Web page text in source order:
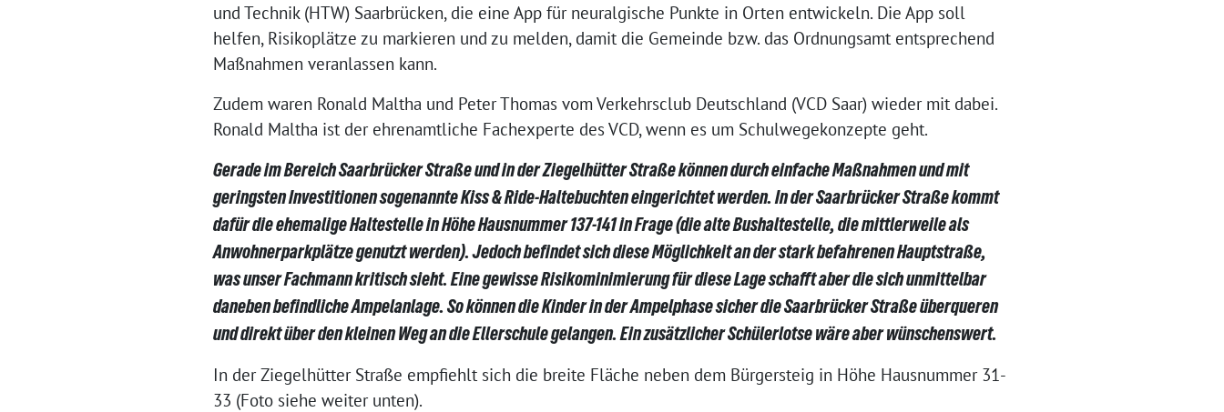
und Technik (HTW) Saarbrücken, die eine App für neuralgische Punkte in Orten entwickeln. Die App soll
helfen, Risikoplätze zu markieren und zu melden, damit die Gemeinde bzw. das Ordnungsamt entsprechend
Maßnahmen veranlassen kann.
Zudem waren Ronald Maltha und Peter Thomas vom Verkehrsclub Deutschland (VCD Saar) wieder mit dabei.
Ronald Maltha ist der ehrenamtliche Fachexperte des VCD, wenn es um Schulwegekonzepte geht.
Gerade im Bereich Saarbrücker Straße und in der Ziegelhütter Straße können durch einfache Maßnahmen und mit
geringsten Investitionen sogenannte Kiss & Ride-Haltebuchten eingerichtet werden. In der Saarbrücker Straße kommt
dafür die ehemalige Haltestelle in Höhe Hausnummer 137-141 in Frage (die alte Bushaltestelle, die mittlerweile als
Anwohnerparkplätze genutzt werden). Jedoch befindet sich diese Möglichkeit an der stark befahrenen Hauptstraße,
was unser Fachmann kritisch sieht. Eine gewisse Risikominimierung für diese Lage schafft aber die sich unmittelbar
daneben befindliche Ampelanlage. So können die Kinder in der Ampelphase sicher die Saarbrücker Straße überqueren
und direkt über den kleinen Weg an die Ellerschule gelangen. Ein zusätzlicher Schülerlotse wäre aber wünschenswert.
In der Ziegelhütter Straße empfiehlt sich die breite Fläche neben dem Bürgersteig in Höhe Hausnummer 31-
33 (Foto siehe weiter unten).